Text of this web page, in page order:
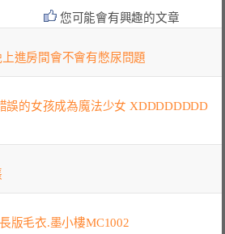
您可能會有興趣的文章
進房間會不會有憋尿問題
誤的女孩成為魔法少女 XDDDDDDDD
版毛衣.墨小樓MC1002